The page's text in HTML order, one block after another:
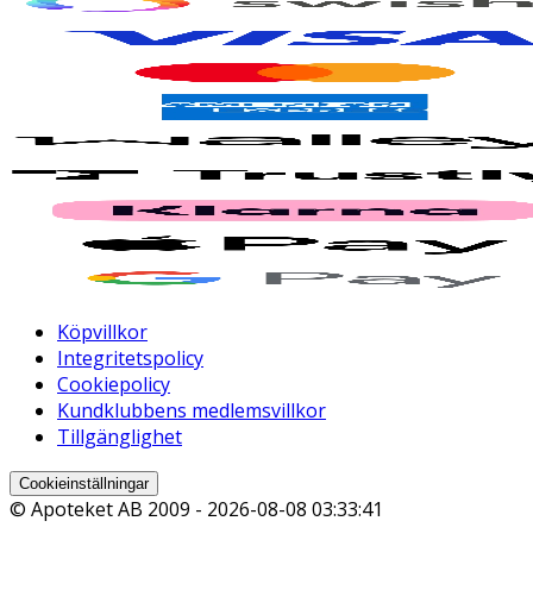
Köpvillkor
Integritetspolicy
Cookiepolicy
Kundklubbens medlemsvillkor
Tillgänglighet
Cookieinställningar
© Apoteket AB 2009 - 2026-08-08 03:33:41